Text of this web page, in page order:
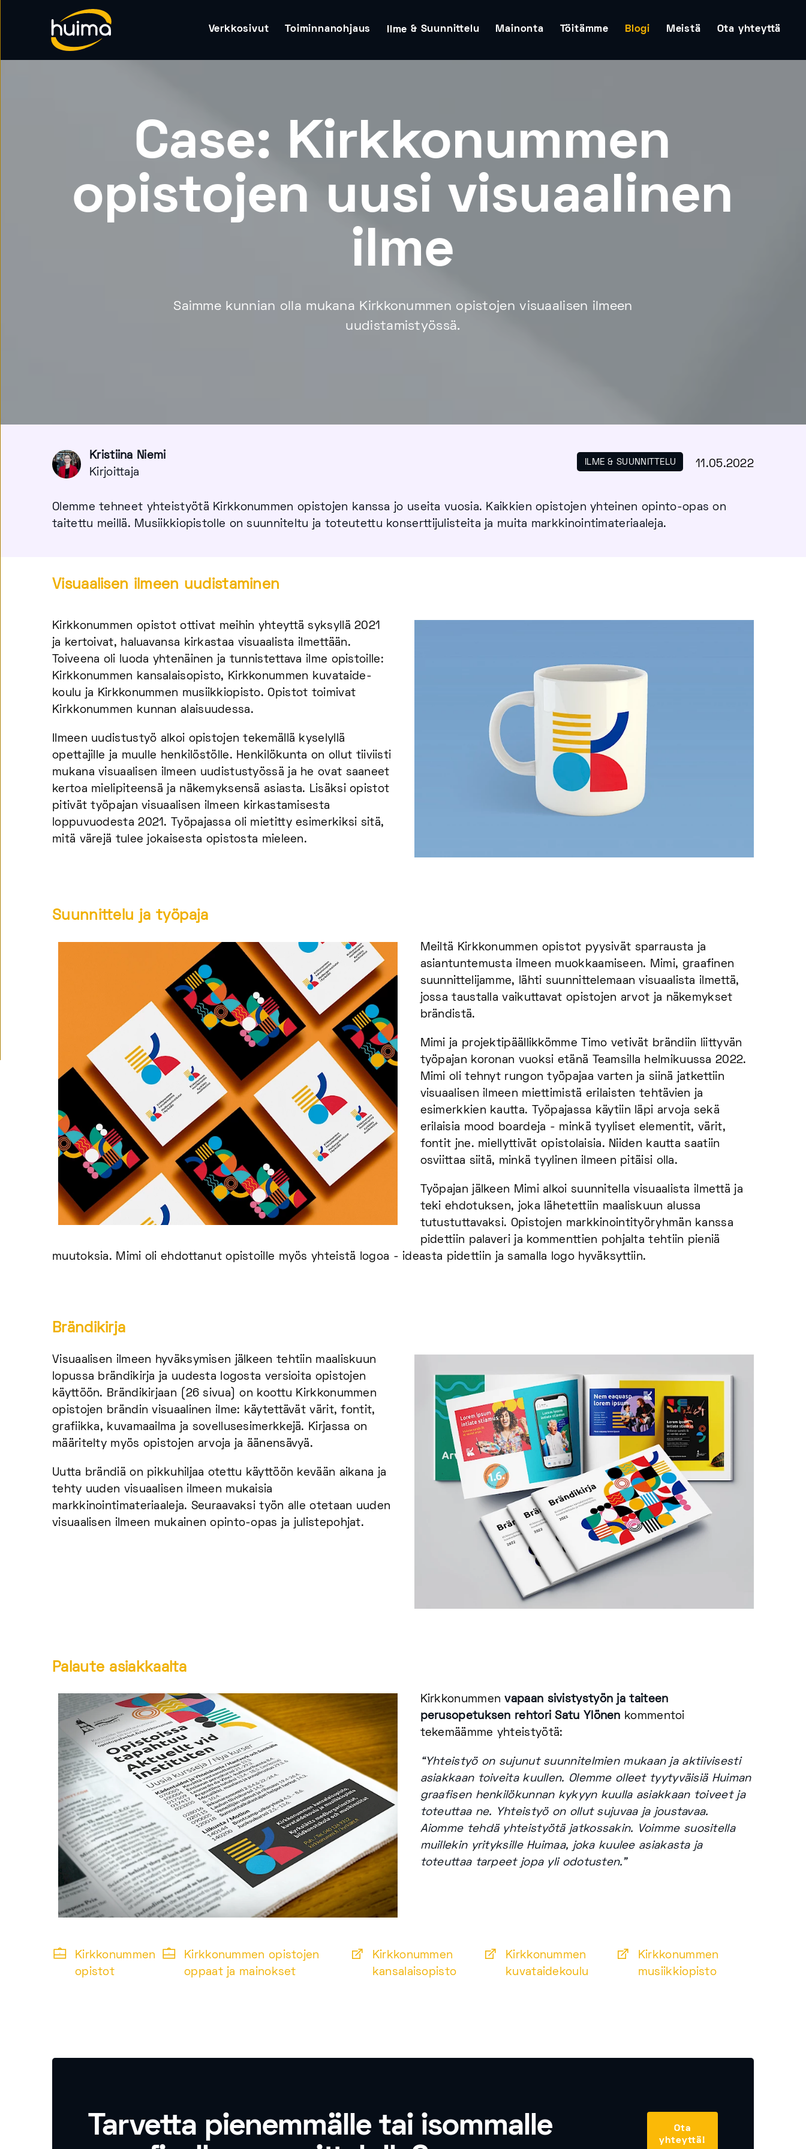
Verkkosivut Toiminnanohjaus Ilme & Suunnittelu Mainonta Töitämme Blogi Meistä Ota yhteyttä
Case: Kirkko­nummen
opistojen uusi visuaalinen
ilme
Saimme kunnian olla mukana Kirkkonummen opistojen visuaalisen ilmeen
uudistamistyössä.
Kristiina Niemi
Kirjoittaja
ILME & SUUNNITTELU 11.05.2022
Olemme tehneet yhteistyötä Kirkkonummen opistojen kanssa jo useita vuosia. Kaikkien opistojen yhteinen opinto-opas on
taitettu meillä. Musiikkiopistolle on suunniteltu ja toteutettu konserttijulisteita ja muita markkinointimateriaaleja.
Visuaalisen ilmeen uudistaminen
Kirkkonummen opistot ottivat meihin yhteyttä syksyllä 2021
ja kertoivat, haluavansa kirkastaa visuaalista ilmettään.
Toiveena oli luoda yhtenäinen ja tunnistettava ilme opistoille:
Kirkko­nummen kansalais­opisto, Kirkko­nummen kuva­taide­
koulu ja Kirkko­nummen musiikki­opisto. Opistot toimivat
Kirkko­nummen kunnan alaisuudessa.
Ilmeen uudistustyö alkoi opistojen tekemällä kyselyllä
opettajille ja muulle henkilöstölle. Henkilökunta on ollut tiiviisti
mukana visuaalisen ilmeen uudistustyössä ja he ovat saaneet
kertoa mielipiteensä ja näkemyksensä asiasta. Lisäksi opistot
pitivät työpajan visuaalisen ilmeen kirkastamisesta
loppuvuodesta 2021. Työpajassa oli mietitty esimerkiksi sitä,
mitä värejä tulee jokaisesta opistosta mieleen.
Suunnittelu ja työpaja
Meiltä Kirkkonummen opistot pyysivät sparrausta ja
asiantuntemusta ilmeen muokkaamiseen. Mimi, graafinen
suunnittelijamme, lähti suunnittelemaan visuaalista ilmettä,
jossa taustalla vaikuttavat opistojen arvot ja näkemykset
brändistä.
Mimi ja projektipäällikkömme Timo vetivät brändiin liittyvän
työpajan koronan vuoksi etänä Teamsilla helmikuussa 2022.
Mimi oli tehnyt rungon työpajaa varten ja siinä jatkettiin
visuaalisen ilmeen miettimistä erilaisten tehtävien ja
esimerkkien kautta. Työpajassa käytiin läpi arvoja sekä
erilaisia mood boardeja - minkä tyyliset elementit, värit,
fontit jne. miellyttivät opistolaisia. Niiden kautta saatiin
osviittaa siitä, minkä tyylinen ilmeen pitäisi olla.
Työpajan jälkeen Mimi alkoi suunnitella visuaalista ilmettä ja
teki ehdotuksen, joka lähetettiin maaliskuun alussa
tutustuttavaksi. Opistojen markkinointityöryhmän kanssa
pidettiin palaveri ja kommenttien pohjalta tehtiin pieniä
muutoksia. Mimi oli ehdottanut opistoille myös yhteistä logoa - ideasta pidettiin ja samalla logo hyväksyttiin.
Brändikirja
Visuaalisen ilmeen hyväksymisen jälkeen tehtiin maaliskuun
lopussa brändikirja ja uudesta logosta versioita opistojen
käyttöön. Brändikirjaan (26 sivua) on koottu Kirkkonummen
opistojen brändin visuaalinen ilme: käytettävät värit, fontit,
grafiikka, kuvamaailma ja sovellusesimerkkejä. Kirjassa on
määritelty myös opistojen arvoja ja äänensävyä.
Uutta brändiä on pikkuhiljaa otettu käyttöön kevään aikana ja
tehty uuden visuaalisen ilmeen mukaisia
markkinointimateriaaleja. Seuraavaksi työn alle otetaan uuden
visuaalisen ilmeen mukainen opinto-opas ja julistepohjat.
Palaute asiakkaalta
Kirkkonummenvapaan sivistystyön ja taiteen
perusopetuksen rehtori Satu Ylönen kommentoi
tekemäämme yhteistyötä:
“Yhteistyö on sujunut suunnitelmien mukaan ja aktiivisesti
asiakkaan toiveita kuullen. Olemme olleet tyytyväisiä Huiman
graafisen henkilökunnan kykyyn kuulla asiakkaan toiveet ja
toteuttaa ne. Yhteistyö on ollut sujuvaa ja joustavaa.
Aiomme tehdä yhteistyötä jatkossakin. Voimme suositella
muillekin yrityksille Huimaa, joka kuulee asiakasta ja
toteuttaa tarpeet jopa yli odotusten.”
Kirkkonummen
opistot
Kirkkonummen opistojen
oppaat ja mainokset
Kirkkonummen
kansalaisopisto
Kirkkonummen
kuvataidekoulu
Kirkkonummen
musiikkiopisto
Tarvetta pienemmälle tai isommalle
Ota
yhteyttä!